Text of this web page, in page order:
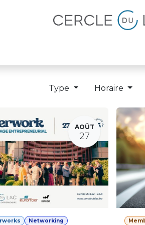
Type Horaire
AOÛT
27
Networking